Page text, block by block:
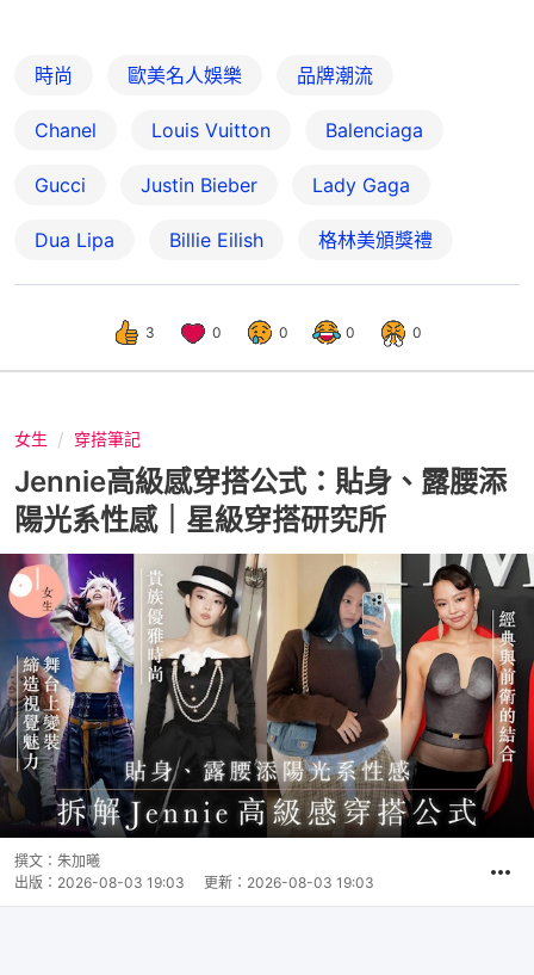
時尚 歐美名人娛樂 品牌潮流
Chanel Louis Vuitton Balenciaga
Gucci Justin Bieber Lady Gaga
Dua Lipa Billie Eilish 格林美頒獎禮
3 0 0 0 0
女生 穿搭筆記
Jennie高級感穿搭公式：貼身、露腰添
陽光系性感｜星級穿搭研究所
撰文： 朱加曦
出版： 2026-08-03 19:03 更新： 2026-08-03 19:03